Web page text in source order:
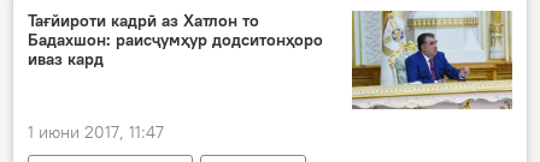
размоиш
Душанбе-Антитеррор-2017
Тағйироти кадрӣ аз Хатлон то
Бадахшон: раисҷумҳур додситонҳоро
иваз кард
1 июни 2017, 11:47